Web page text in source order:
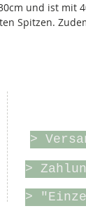
und ist mit
Spitzen.
>
>
>